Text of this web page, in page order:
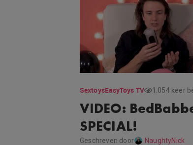
SextoysEasyToys TV 1.054 keer
VIDEO:
SPECIAL!
Geschreven door NaughtyNick